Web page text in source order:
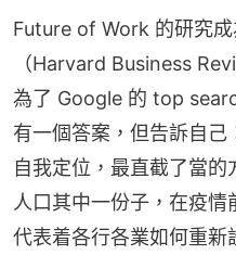
Future of Work 的研究成
（Harvard Business
為了 Google 的 top
有一個答案，但告訴自
自我定位，最直截了當
人口其中一份子，在疫
代表着各行各業如何重